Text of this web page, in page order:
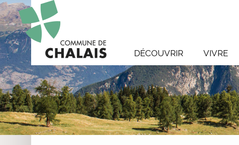
DÉCOUVRIR VIVRE